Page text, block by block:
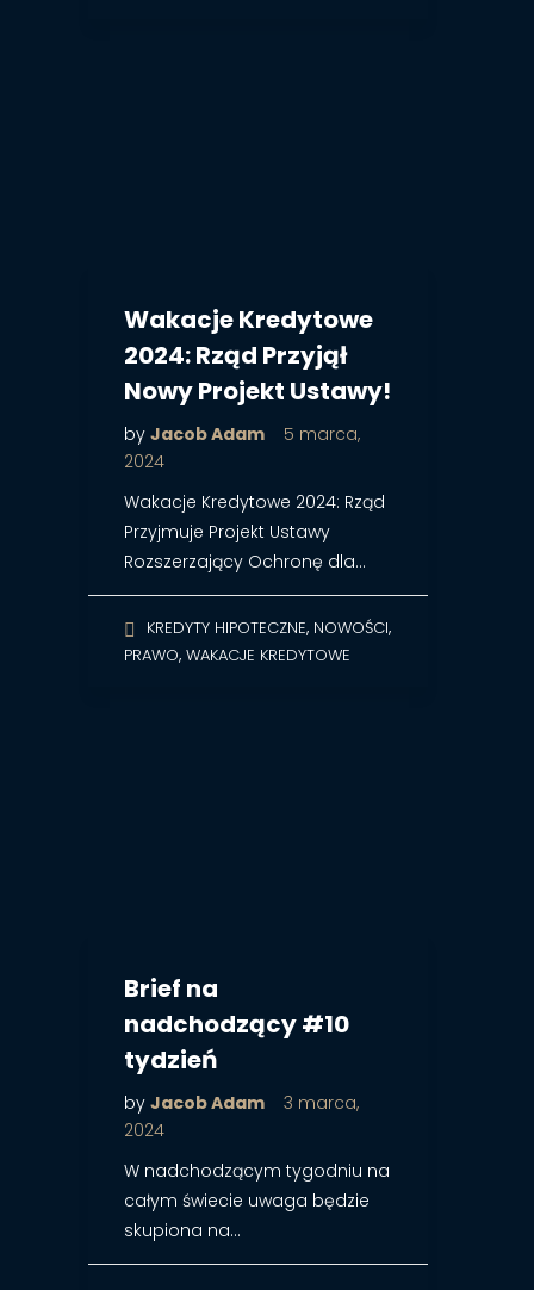
Wakacje Kredytowe
2024: Rząd Przyjął
Nowy Projekt Ustawy!
by Jacob Adam
5 marca,
2024
Wakacje Kredytowe 2024: Rząd
Przyjmuje Projekt Ustawy
Rozszerzający Ochronę dla…
KREDYTY HIPOTECZNE, NOWOŚCI,
PRAWO, WAKACJE KREDYTOWE
Brief na
nadchodzący #10
tydzień
by Jacob Adam
3 marca,
2024
W nadchodzącym tygodniu na
całym świecie uwaga będzie
skupiona na…